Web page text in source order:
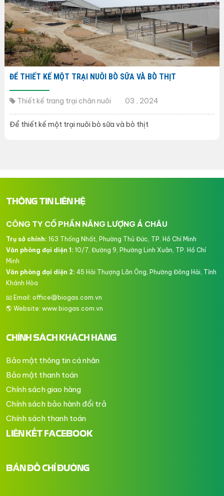
ĐỂ THIẾT KẾ MỘT TRẠI NUÔI BÒ SỮA VÀ BÒ THỊT
Thiết kế trang trại chăn nuôi 03 , 2024
Để thiết kế một trại nuôi bò sữa và bò thịt
THÔNG TIN LIÊN HỆ
CÔNG TY CỔ PHẦN NĂNG LƯỢNG Á CHÂU
Trụ sở chính: 163 Thống Nhất, Phường Thủ Đức, TP. Hồ Chí Minh
Văn phòng đại diện 1: 10/7, Đường 9, Phường Linh Xuân, TP. Hồ Chí
Minh
Văn phòng đại diện 2: 45 Hải Thượng Lãn Ông, Phường Đông Hải, Tỉnh
Khánh Hòa
📧 Email: office@biogas.com.vn
🌎 Website: www.biogas.com.vn
CHÍNH SÁCH KHÁCH HÀNG
Bảo mật thông tin cá nhân
Bảo mật thanh toán
Chính sách giao hàng
Chính sách bảo hành đổi trả
Chính sách thanh toán
LIÊN KẾT FACEBOOK
BẢN ĐỒ CHỈ ĐƯỜNG